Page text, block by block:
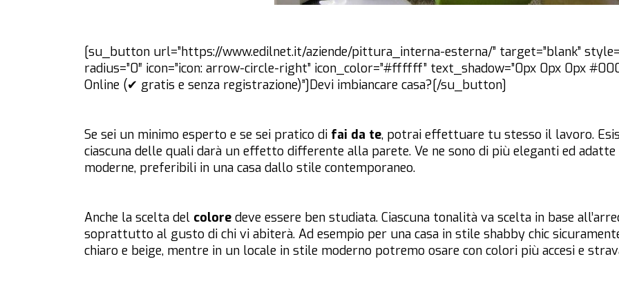
[su_button url=”https://www.edilnet.it/aziende/pittura_interna-esterna/” target=”blank”
radius=”0″ icon=”icon: arrow-circle-right” icon_color=”#ffffff” text_shadow=”0px 0px 0px
Online (✔ gratis e senza registrazione)”]Devi imbiancare casa?[/su_button]
Se sei un minimo esperto e se sei pratico di fai da te, potrai effettuare tu stesso il lavoro.
ciascuna delle quali darà un effetto differente alla parete. Ve ne sono di più eleganti ed
moderne, preferibili in una casa dallo stile contemporaneo.
Anche la scelta del colore deve essere ben studiata. Ciascuna tonalità va scelta in base
soprattutto al gusto di chi vi abiterà. Ad esempio per una casa in stile shabby chic
chiaro e beige, mentre in un locale in stile moderno potremo osare con colori più accesi e